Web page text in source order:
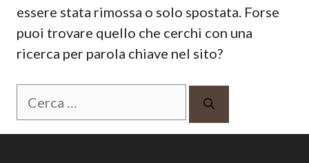
essere stata rimossa o solo spostata. Forse
puoi trovare quello che cerchi con una
ricerca per parola chiave nel sito?
Ricerca